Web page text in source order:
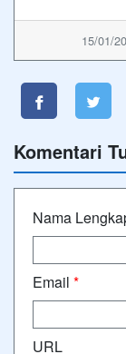
15/01/
Komentari
Nama
Email *
URL